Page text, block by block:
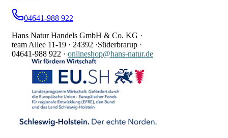
04641-988 922
Hans Natur Handels GmbH & Co. KG ·
team Allee 11-19 · 24392 ·Süderbrarup ·
04641-988 922 · onlineshop@hans-natur.de